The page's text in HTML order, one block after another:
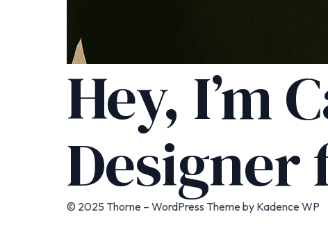
Hey, I’m
Designer
© 2025 Thorne – WordPress Theme by Kadence WP